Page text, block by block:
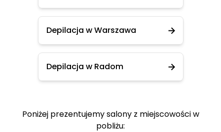
Depilacja w Warszawa
Depilacja w Radom
Poniżej prezentujemy salony z miejscowości w
pobliżu: